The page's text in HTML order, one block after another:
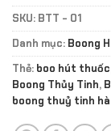
SKU: BTT - 01
Danh mục: Boong
Thẻ: boo hút thuốc
Boong Thủy Tinh,
boong thuỷ tinh